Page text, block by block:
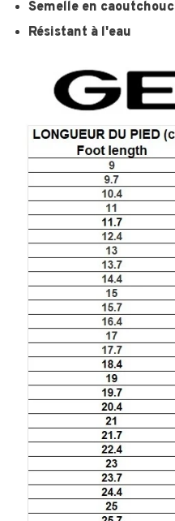
Semelle en caoutchouc
Résistant à l'eau